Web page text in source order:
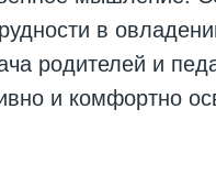
в
родителей и
и комфортно